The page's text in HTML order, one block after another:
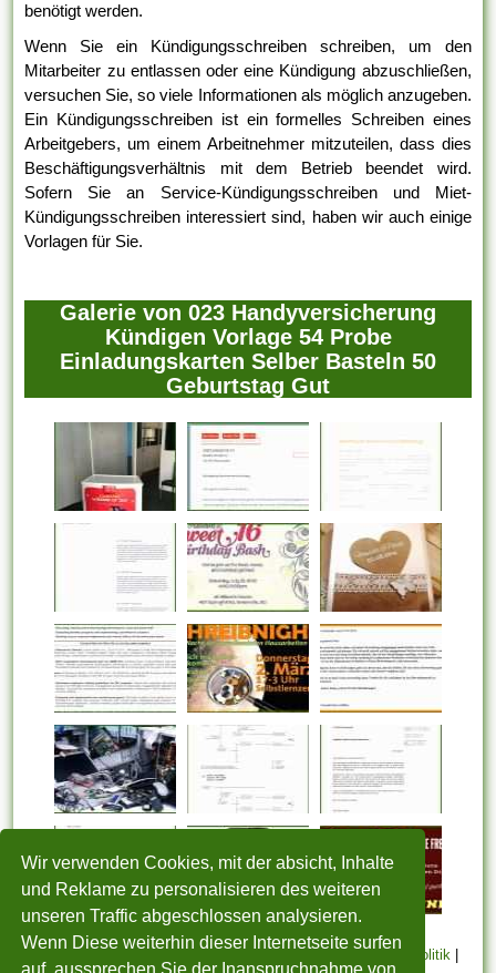
Wir verwenden Cookies, mit der absicht, Inhalte
und Reklame zu personalisieren des weiteren
unseren Traffic abgeschlossen analysieren.
Wenn Diese weiterhin dieser Internetseite surfen
auf, aussprechen Sie der Inanspruchnahme von
benötigt werden.
Wenn Sie ein Kündigungsschreiben schreiben, um den
Mitarbeiter zu entlassen oder eine Kündigung abzuschließen,
versuchen Sie, so viele Informationen als möglich anzugeben.
Ein Kündigungsschreiben ist ein formelles Schreiben eines
Arbeitgebers, um einem Arbeitnehmer mitzuteilen, dass dies
Beschäftigungsverhältnis mit dem Betrieb beendet wird.
Sofern Sie an Service-Kündigungsschreiben und Miet-
Kündigungsschreiben interessiert sind, haben wir auch einige
Vorlagen für Sie.
Galerie von 023 Handyversicherung
Kündigen Vorlage 54 Probe
Einladungskarten Selber Basteln 50
Geburtstag Gut
Cookie Politik|